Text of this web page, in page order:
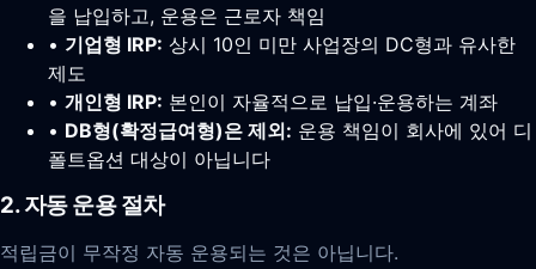
을 납입하고, 운용은 근로자 책임
• 기업형 IRP: 상시 10인 미만 사업장의 DC형과 유사한
제도
• 개인형 IRP: 본인이 자율적으로 납입·운용하는 계좌
• DB형(확정급여형)은 제외: 운용 책임이 회사에 있어 디
폴트옵션 대상이 아닙니다
2. 자동 운용 절차
적립금이 무작정 자동 운용되는 것은 아닙니다.